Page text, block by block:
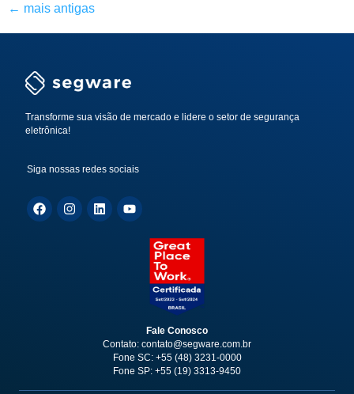
← mais antigas
Transforme sua visão de mercado e lidere o setor de segurança
eletrônica!
Siga nossas redes sociais
Fale Conosco
Contato: contato@segware.com.br
Fone SC: +55 (48) 3231-0000
Fone SP: +55 (19) 3313-9450